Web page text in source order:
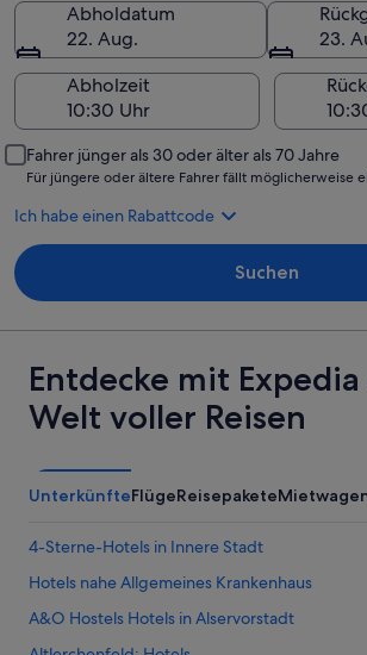
Abholdatum
22. Aug.
23.
Abholzeit
Fahrer jünger als 30 oder älter als 70 Jahre
Für jüngere oder ältere Fahrer fällt möglicherweise
Ich habe einen Rabattcode
Suchen
Entdecke mit
Welt voller Reisen
UnterkünfteFlügeReisepakete
4-Sterne-Hotels in Innere Stadt
Hotels nahe Allgemeines Krankenhaus
A&O Hostels Hotels in Alservorstadt